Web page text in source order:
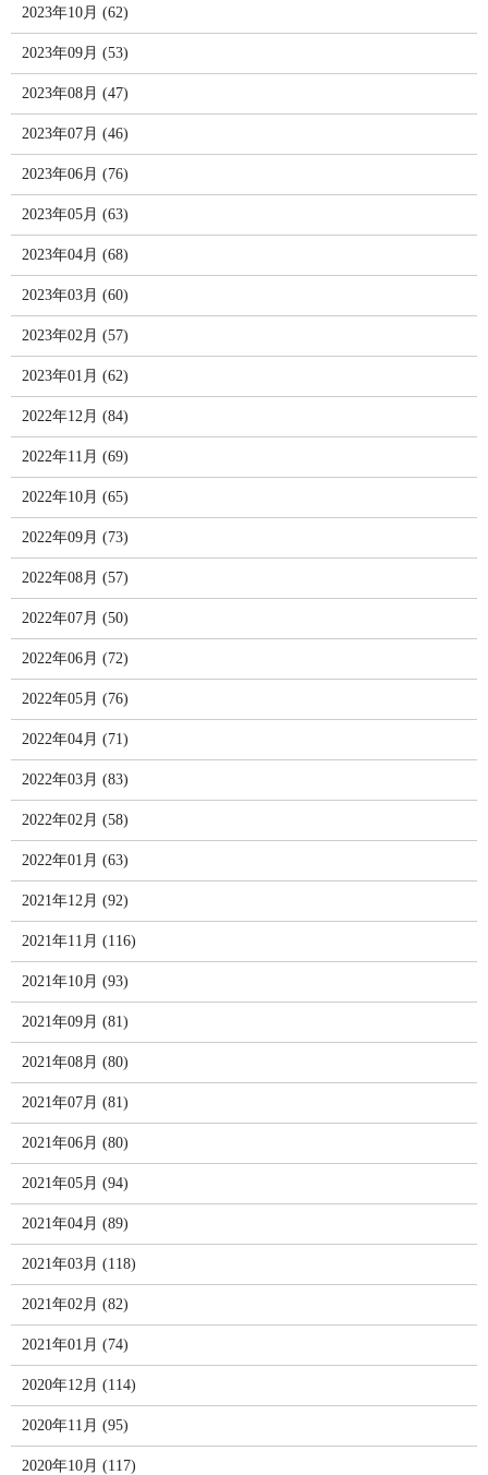
2023年10月 (62)
2023年09月 (53)
2023年08月 (47)
2023年07月 (46)
2023年06月 (76)
2023年05月 (63)
2023年04月 (68)
2023年03月 (60)
2023年02月 (57)
2023年01月 (62)
2022年12月 (84)
2022年11月 (69)
2022年10月 (65)
2022年09月 (73)
2022年08月 (57)
2022年07月 (50)
2022年06月 (72)
2022年05月 (76)
2022年04月 (71)
2022年03月 (83)
2022年02月 (58)
2022年01月 (63)
2021年12月 (92)
2021年11月 (116)
2021年10月 (93)
2021年09月 (81)
2021年08月 (80)
2021年07月 (81)
2021年06月 (80)
2021年05月 (94)
2021年04月 (89)
2021年03月 (118)
2021年02月 (82)
2021年01月 (74)
2020年12月 (114)
2020年11月 (95)
2020年10月 (117)